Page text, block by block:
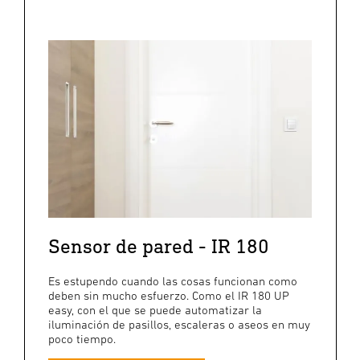
Sensor de pared - IR 180
Es estupendo cuando las cosas funcionan como
deben sin mucho esfuerzo. Como el IR 180 UP
easy, con el que se puede automatizar la
iluminación de pasillos, escaleras o aseos en muy
poco tiempo.